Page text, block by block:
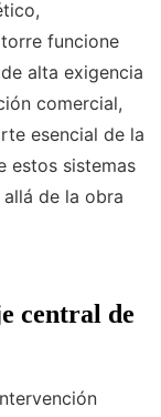
funcione
alta exigencia
comercial,
esencial de la
estos sistemas
de la obra
central de